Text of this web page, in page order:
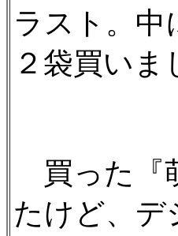
ラスト。中
２袋買い
買った『
たけど、デ